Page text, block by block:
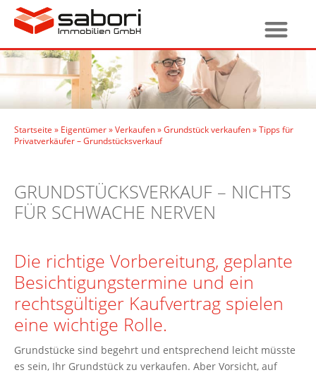
Startseite » Eigentümer»Verkaufen»Grundstück verkaufen»Tipps für
Privatverkäufer – Grundstücksverkauf
GRUNDSTÜCKSVERKAUF – NICHTS
FÜR SCHWACHE NERVEN
Die richtige Vorbereitung, geplante
Besichtigungstermine und ein
rechtsgültiger Kaufvertrag spielen
eine wichtige Rolle.
Grundstücke sind begehrt und entsprechend leicht müsste
es sein, Ihr Grundstück zu verkaufen. Aber Vorsicht, auf